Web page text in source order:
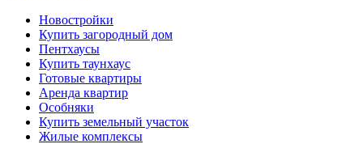
Новостройки
Купить загородный дом
Пентхаусы
Купить таунхаус
Готовые квартиры
Аренда квартир
Особняки
Купить земельный участок
Жилые комплексы